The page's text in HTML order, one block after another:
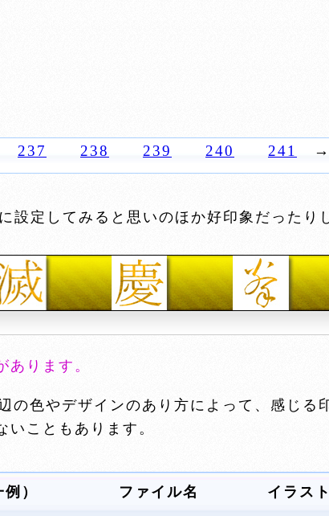
237 238 239 240 241
定してみると思いのほか好印象だったり
ります。
色やデザインのあり方によって、感じる
こともあります。
） ファイル名 イラス